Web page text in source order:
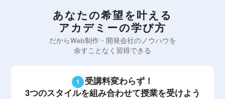
あなたの希望を叶える
アカデミーの学び方
だからWeb制作・開発会社のノウハウを
余すことなく習得できる
受講料変わらず！
3つのスタイルを組み合わせて授業を受けよう